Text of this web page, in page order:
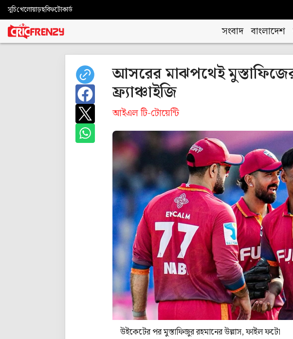
সূচিখেলোয়াড়ছবিফটোকার্ড
সংবাদ বাংলাদেশ
আসরের মাঝপথেই
ফ্র্যাঞ্চাইজি
আইএল টি-টোয়েন্টি
উইকেটের পর মুস্তাফিজুর রহমানের উল্লাস, ফাইল ফটো